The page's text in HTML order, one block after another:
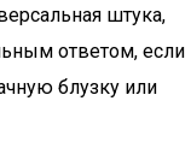
штука,
ответом, если
блузку или